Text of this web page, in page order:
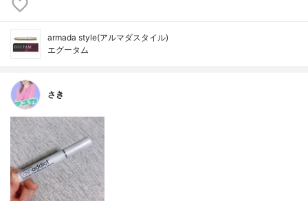
armada style(アルマダスタイル)
エグータム
さき